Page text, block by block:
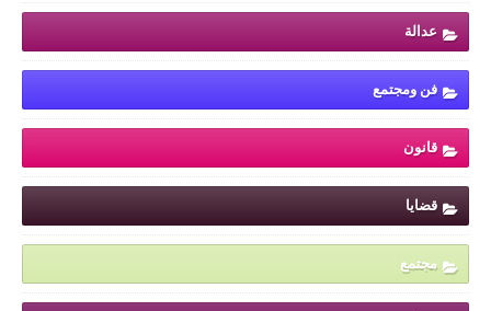
عدالة
فن ومجتمع
قانون
قضايا
مجتمع